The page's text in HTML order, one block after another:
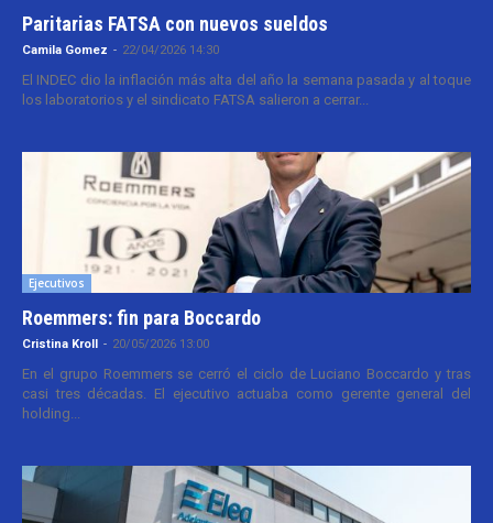
Paritarias FATSA con nuevos sueldos
Camila Gomez - 22/04/2026 14:30
El INDEC dio la inflación más alta del año la semana pasada y al toque
los laboratorios y el sindicato FATSA salieron a cerrar...
Ejecutivos
Roemmers: fin para Boccardo
Cristina Kroll - 20/05/2026 13:00
En el grupo Roemmers se cerró el ciclo de Luciano Boccardo y tras
casi tres décadas. El ejecutivo actuaba como gerente general del
holding...